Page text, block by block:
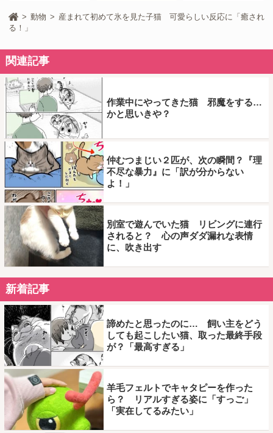
動物
産まれて初めて氷を見た子猫 可愛らしい反応に「癒され
る！」
関連記事
作業中にやってきた猫 邪魔をする…
かと思いきや？
仲むつまじい２匹が、次の瞬間？『理
不尽な暴力』に「訳が分からない
よ！」
別室で遊んでいた猫 リビングに連行
されると？ 心の声ダダ漏れな表情
に、吹き出す
新着記事
諦めたと思ったのに… 飼い主をどう
しても起こしたい猫、取った最終手段
が？「最高すぎる」
羊毛フェルトでキャタピーを作った
ら？ リアルすぎる姿に「すっご」
「実在してるみたい」